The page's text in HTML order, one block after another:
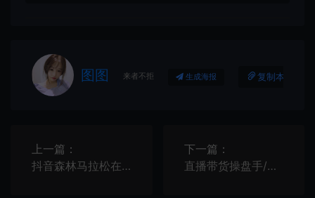
图图 来者不拒 生成海报 复制本文链接
上一篇：
抖音森林马拉松在线直播互动项目，无需真人出镜，实时互动直播【软件+渠道】
下一篇：
直播带货操盘手/思维认知实战课：带你快速入局抖音，快速拉升人气！